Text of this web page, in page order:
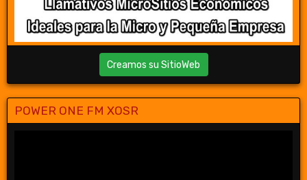
Creamos su SitioWeb
POWER ONE FM XOSR